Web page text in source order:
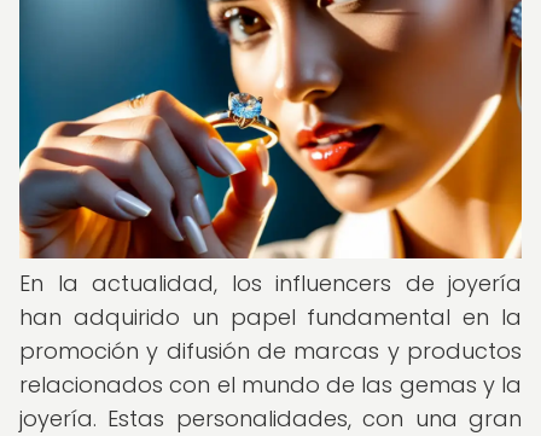
En la actualidad, los influencers de joyería
han adquirido un papel fundamental en la
promoción y difusión de marcas y productos
relacionados con el mundo de las gemas y la
joyería. Estas personalidades, con una gran